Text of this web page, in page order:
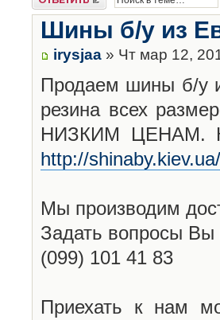
Шины б/у из
irysjaa » Чт мар 12,
Продаем шины б/у
резина всех
НИЗКИМ ЦЕНАМ.
http://shinaby.kiev.ua/
Мы производим
Задать вопросы
(099) 101 41 83
Приехать к нам